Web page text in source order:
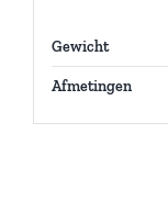
Gewicht
Afmetingen